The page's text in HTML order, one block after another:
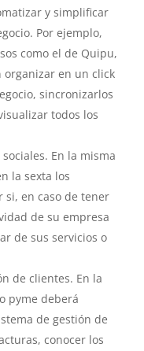
y simplificar
Por ejemplo,
como el de Quipu,
organizar en un click
sincronizarlos
todos los
En la misma
la sexta los
si, en caso de tener
de su empresa
de sus servicios o
de clientes. En la
pyme deberá
de gestión de
conocer los